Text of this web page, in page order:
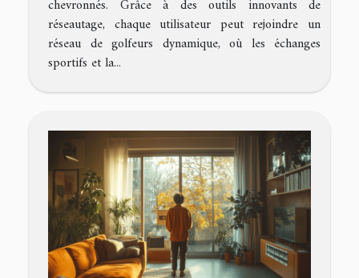
chevronnés. Grâce à des outils innovants de
réseautage, chaque utilisateur peut rejoindre un
réseau de golfeurs dynamique, où les échanges
sportifs et la...